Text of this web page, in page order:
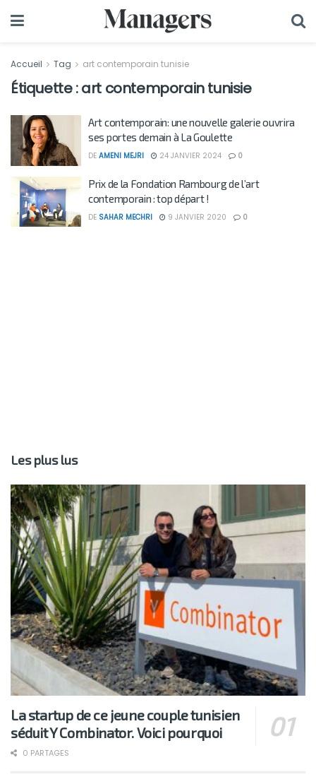
Accueil Tag art contemporain tunisie
Étiquette :art contemporain tunisie
Art contemporain: une nouvelle galerie ouvrira
ses portes demain à La Goulette
DE AMENI MEJRI 24 JANVIER 2024 0
Prix de la Fondation Rambourg de l’art
contemporain : top départ !
DE SAHAR MECHRI 9 JANVIER 2020 0
Les plus lus
La startup de ce jeune couple tunisien
séduit Y Combinator. Voici pourquoi
0 PARTAGES